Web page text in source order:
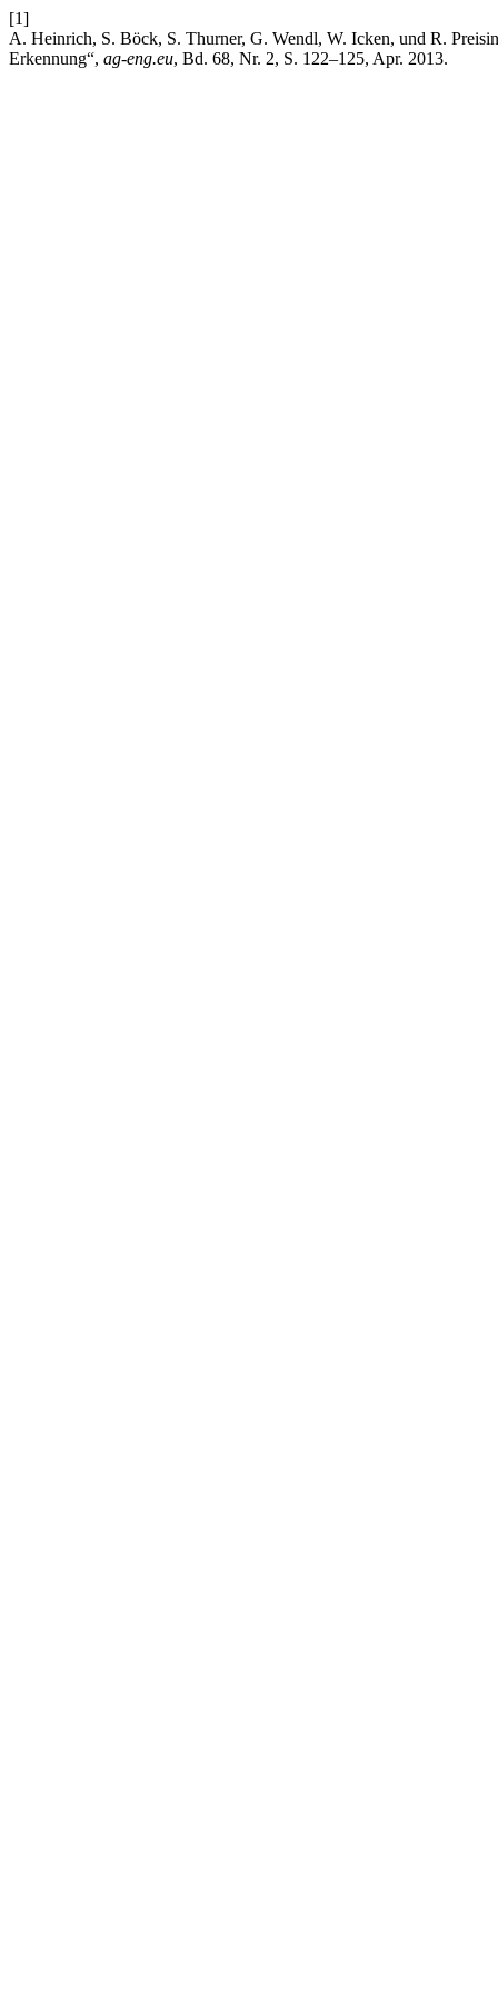
[1]
A. Heinrich, S. Böck, S. Thurner, G. Wendl, W. Icken, und R.
Erkennung“, ag-eng.eu, Bd. 68, Nr. 2, S. 122–125, Apr. 2013.